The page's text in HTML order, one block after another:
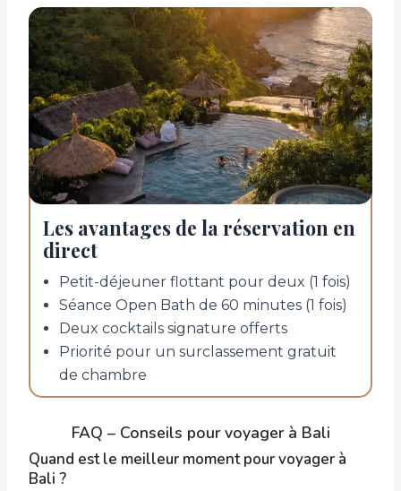
Les avantages de la réservation en
direct
Petit-déjeuner flottant pour deux (1 fois)
Séance Open Bath de 60 minutes (1 fois)
Deux cocktails signature offerts
Priorité pour un surclassement gratuit
de chambre
FAQ – Conseils pour voyager à Bali
Quand est le meilleur moment pour voyager à
Bali ?